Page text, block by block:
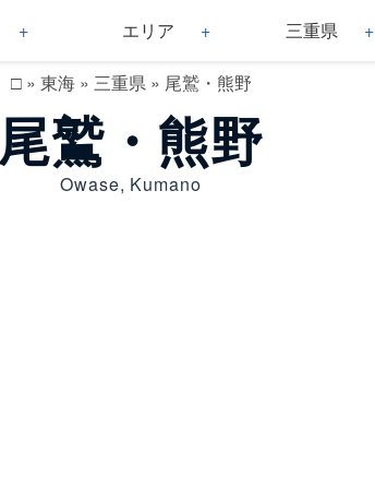
エリア 三重県
□» 東海» 三重県» 尾鷲・熊野
尾鷲・熊野
Owase, Kumano